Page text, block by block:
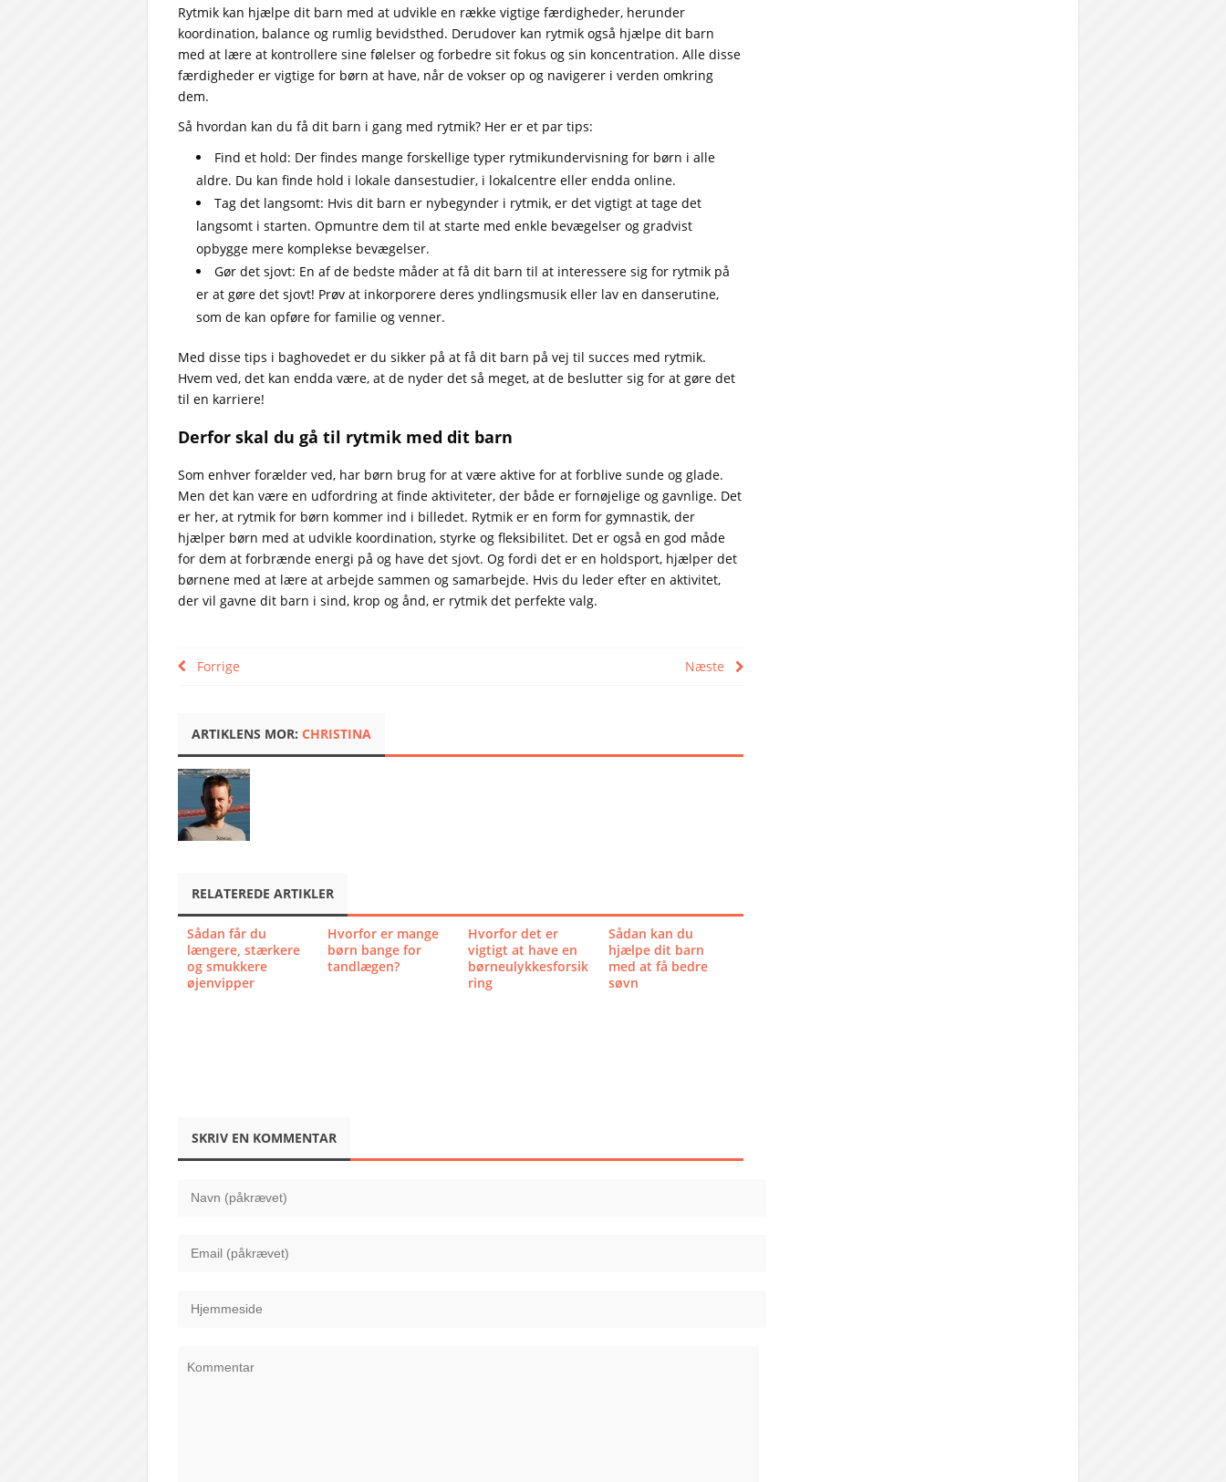
Rytmik kan hjælpe dit barn med at udvikle en række vigtige færdigheder, herunder
koordination, balance og rumlig bevidsthed. Derudover kan rytmik også hjælpe dit barn
med at lære at kontrollere sine følelser og forbedre sit fokus og sin koncentration. Alle disse
færdigheder er vigtige for børn at have, når de vokser op og navigerer i verden omkring
dem.
Så hvordan kan du få dit barn i gang med rytmik? Her er et par tips:
Find et hold: Der findes mange forskellige typer rytmikundervisning for børn i alle
aldre. Du kan finde hold i lokale dansestudier, i lokalcentre eller endda online.
Tag det langsomt: Hvis dit barn er nybegynder i rytmik, er det vigtigt at tage det
langsomt i starten. Opmuntre dem til at starte med enkle bevægelser og gradvist
opbygge mere komplekse bevægelser.
Gør det sjovt: En af de bedste måder at få dit barn til at interessere sig for rytmik på
er at gøre det sjovt! Prøv at inkorporere deres yndlingsmusik eller lav en danserutine,
som de kan opføre for familie og venner.
Med disse tips i baghovedet er du sikker på at få dit barn på vej til succes med rytmik.
Hvem ved, det kan endda være, at de nyder det så meget, at de beslutter sig for at gøre det
til en karriere!
Derfor skal du gå til rytmik med dit barn
Som enhver forælder ved, har børn brug for at være aktive for at forblive sunde og glade.
Men det kan være en udfordring at finde aktiviteter, der både er fornøjelige og gavnlige. Det
er her, at rytmik for børn kommer ind i billedet. Rytmik er en form for gymnastik, der
hjælper børn med at udvikle koordination, styrke og fleksibilitet. Det er også en god måde
for dem at forbrænde energi på og have det sjovt. Og fordi det er en holdsport, hjælper det
børnene med at lære at arbejde sammen og samarbejde. Hvis du leder efter en aktivitet,
der vil gavne dit barn i sind, krop og ånd, er rytmik det perfekte valg.
Forrige Næste
ARTIKLENS MOR: CHRISTINA
RELATEREDE ARTIKLER
Sådan får du
længere, stærkere
og smukkere
øjenvipper
Hvorfor er mange
børn bange for
tandlægen?
Hvorfor det er
vigtigt at have en
børneulykkesforsik
ring
Sådan kan du
hjælpe dit barn
med at få bedre
søvn
SKRIV EN KOMMENTAR